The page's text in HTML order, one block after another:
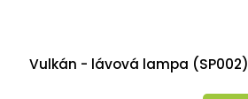
Vulkán - lávová lampa (SP002)